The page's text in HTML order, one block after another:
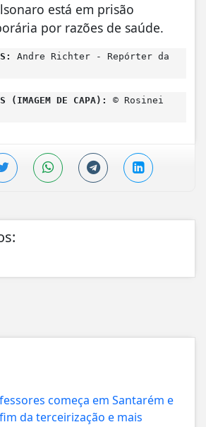
está em prisão
por razões de saúde.
Andre Richter - Repórter da
(IMAGEM DE CAPA):
© Rosinei